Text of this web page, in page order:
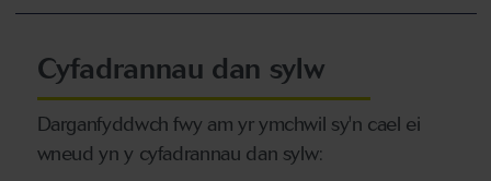
Cyfadrannau dan sylw
Darganfyddwch fwy am yr ymchwil sy'n cael ei
wneud yn y cyfadrannau dan sylw: